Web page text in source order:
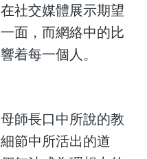
社交媒體展示期望
面，而網絡中的比
着每一個人。
師長口中所說的教
節中所活出的道